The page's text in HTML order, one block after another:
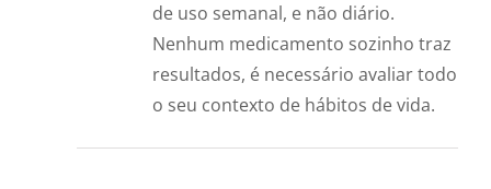
de uso semanal, e não diário.
Nenhum medicamento sozinho traz
resultados, é necessário avaliar todo
o seu contexto de hábitos de vida.